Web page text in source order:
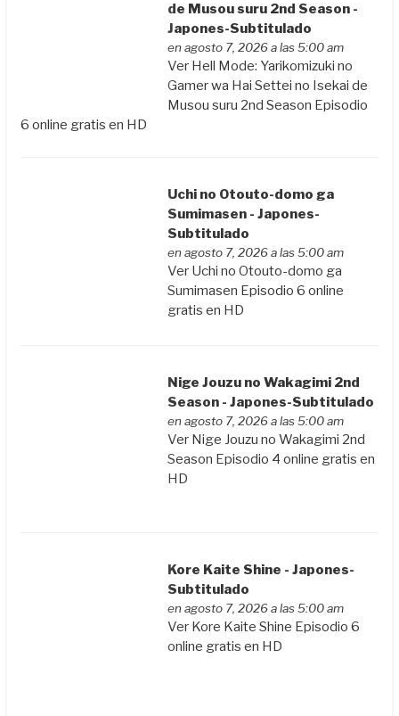
de Musou suru 2nd Season -
Japones-Subtitulado
en agosto 7, 2026 a las 5:00 am
Ver Hell Mode: Yarikomizuki no
Gamer wa Hai Settei no Isekai de
Musou suru 2nd Season Episodio
6 online gratis en HD
Uchi no Otouto-domo ga
Sumimasen - Japones-
Subtitulado
en agosto 7, 2026 a las 5:00 am
Ver Uchi no Otouto-domo ga
Sumimasen Episodio 6 online
gratis en HD
Nige Jouzu no Wakagimi 2nd
Season - Japones-Subtitulado
en agosto 7, 2026 a las 5:00 am
Ver Nige Jouzu no Wakagimi 2nd
Season Episodio 4 online gratis en
HD
Kore Kaite Shine - Japones-
Subtitulado
en agosto 7, 2026 a las 5:00 am
Ver Kore Kaite Shine Episodio 6
online gratis en HD